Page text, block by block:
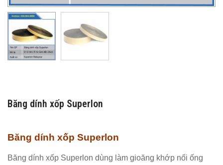
Băng dính xốp Superlon
Băng dính xốp Superlon
Băng dính xốp Superlon dùng làm gioăng khớp nối ống